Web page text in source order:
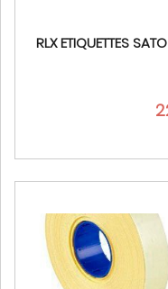
RLX ETIQUETTES